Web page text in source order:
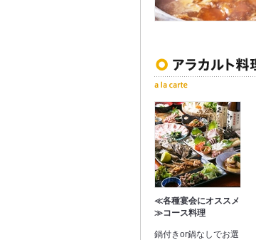
≪各種宴会にオススメ
≫コース料理
鍋付きor鍋なしでお選